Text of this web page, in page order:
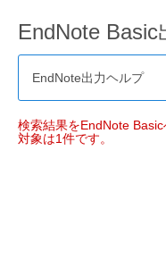
EndNote Basic
EndNote出力ヘルプ
検索結果をEndNote Basic
対象は1件です。